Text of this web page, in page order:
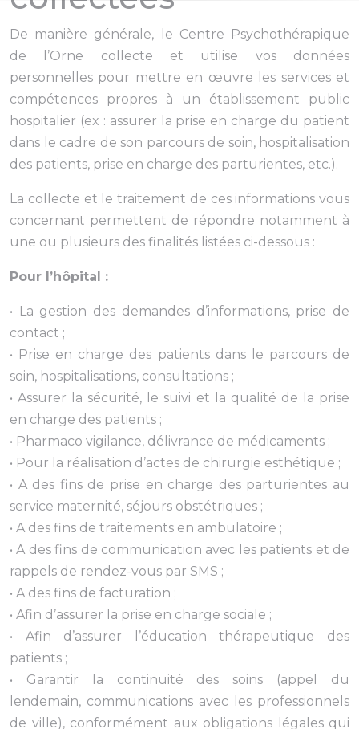
De manière générale, le Centre Psychothérapique
de l’Orne collecte et utilise vos données
personnelles pour mettre en œuvre les services et
compétences propres à un établissement public
hospitalier (ex : assurer la prise en charge du patient
dans le cadre de son parcours de soin, hospitalisation
des patients, prise en charge des parturientes, etc.).
La collecte et le traitement de ces informations vous
concernant permettent de répondre notamment à
une ou plusieurs des finalités listées ci-dessous :
Pour l’hôpital :
• La gestion des demandes d’informations, prise de
contact ;
• Prise en charge des patients dans le parcours de
soin, hospitalisations, consultations ;
• Assurer la sécurité, le suivi et la qualité de la prise
en charge des patients ;
• Pharmaco vigilance, délivrance de médicaments ;
• Pour la réalisation d’actes de chirurgie esthétique ;
• A des fins de prise en charge des parturientes au
service maternité, séjours obstétriques ;
• A des fins de traitements en ambulatoire ;
• A des fins de communication avec les patients et de
rappels de rendez-vous par SMS ;
• A des fins de facturation ;
• Afin d’assurer la prise en charge sociale ;
• Afin d’assurer l’éducation thérapeutique des
patients ;
• Garantir la continuité des soins (appel du
lendemain, communications avec les professionnels
de ville), conformément aux obligations légales qui